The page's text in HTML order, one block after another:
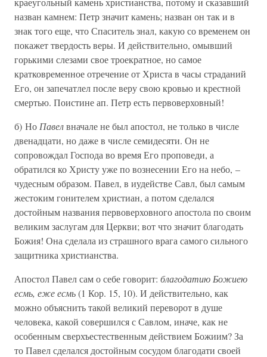
назван камнем: Петр значит камень; назван он так и в
знак того еще, что Спаситель знал, какую со временем он
покажет твердость веры. И действительно, омывший
горькими слезами свое троекратное, но самое
кратковременное отречение от Христа в часы страданий
Его, он запечатлел после веру свою кровью и крестной
смертью. Поистине ап. Петр есть первоверховный!
б) Но Павелвначале не был апостол, не только в числе
двенадцати, но даже в числе семидесяти. Он не
сопровождал Господа во время Его проповеди, а
обратился ко Христу уже по вознесении Его на небо, –
чудесным образом. Павел, в иудействе Савл, был самым
жестоким гонителем христиан, а потом сделался
достойным названия первоверховного апостола по своим
великим заслугам для Церкви; вот что значит благодать
Божия! Она сделала из страшного врага самого сильного
защитника христианства.
Апостол Павел сам о себе говорит: благодатию Божиею
есмь, еже есмь(1 Кор. 15, 10). И действительно, как
можно объяснить такой великий переворот в душе
человека, какой совершился с Савлом, иначе, как не
особенным сверхъестественным действием Божиим? За
то Павел сделался достойным сосудом благодати своей